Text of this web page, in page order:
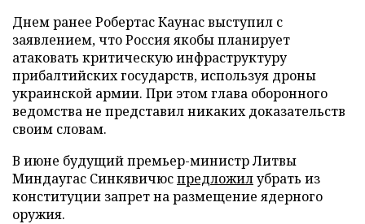
Днем ранее Робертас Каунас выступил с
заявлением, что Россия якобы планирует
атаковать критическую инфраструктуру
прибалтийских государств, используя дроны
украинской армии. При этом глава оборонного
ведомства не представил никаких доказательств
своим словам.
В июне будущий премьер-министр Литвы
Миндаугас Синкявичюспредложилубрать из
конституции запрет на размещение ядерного
оружия.